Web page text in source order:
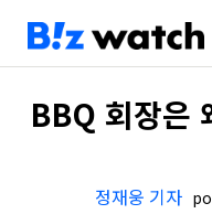
BBQ 회장은
정재웅 기자